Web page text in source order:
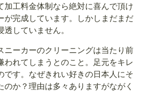
加工料金体制なら絶対に喜んで頂け
が完成しています。しかしまだまだ
していません。
ニーカーのクリーニングは当たり前
われてしまうとのこと。足元をキレ
です。なぜきれい好きの日本人にそ
のか？理由は多々ありますがながく